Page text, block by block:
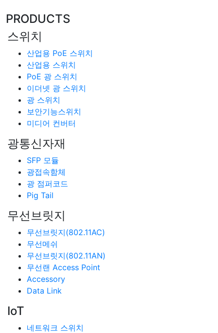
PRODUCTS
스위치
산업용 PoE 스위치
산업용 스위치
PoE 광 스위치
이더넷 광 스위치
광 스위치
보안기능스위치
미디어 컨버터
광통신자재
SFP 모듈
광접속함체
광 점퍼코드
Pig Tail
무선브릿지
무선브릿지(802.11AC)
무선메쉬
무선브릿지(802.11AN)
무선랜 Access Point
Accessory
Data Link
IoT
네트워크 스위치